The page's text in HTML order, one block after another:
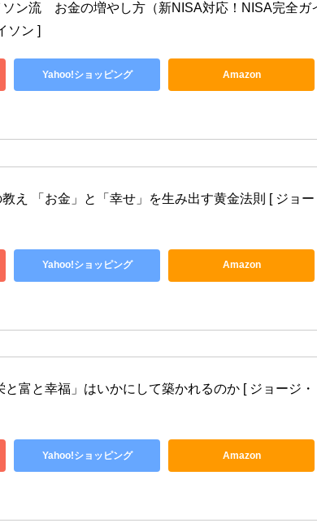
ン流　お金の増やし方（新NISA対応！NISA完全ガ
ン ]
Yahoo!ショッピング Amazon
え 「お金」と「幸せ」を生み出す黄金法則 [ ジョー
Yahoo!ショッピング Amazon
富と幸福」はいかにして築かれるのか [ ジョージ・
Yahoo!ショッピング Amazon